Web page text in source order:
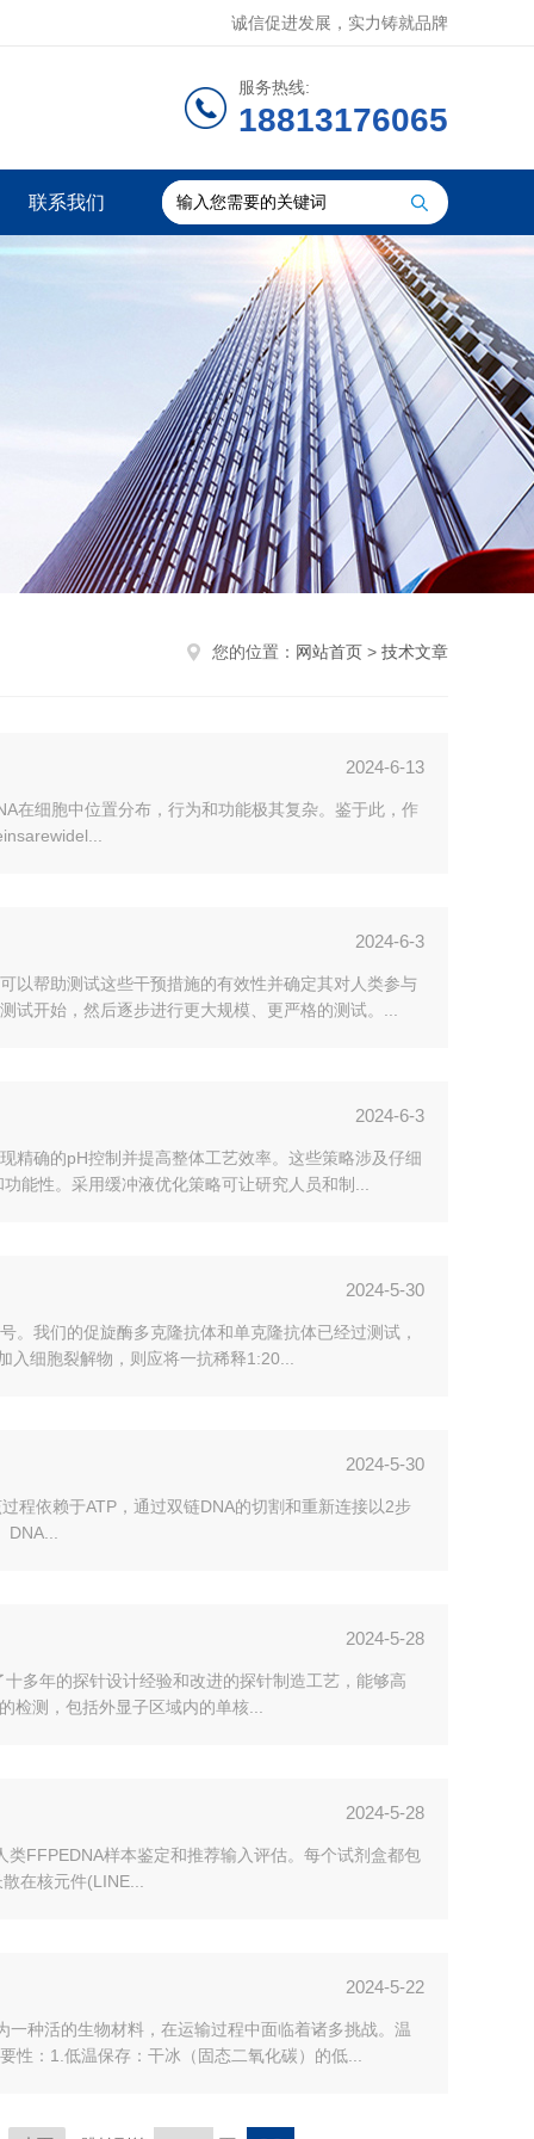
诚信促进发展，实力铸就品牌
服务热线:
18813176065
联系我们
您的位置： 网站首页 > 技术文章
2024-6-13
在细胞中位置分布，行为和功能极其复杂。鉴于此，作
2024-6-3
以帮助测试这些干预措施的有效性并确定其对人类参与
开始，然后逐步进行更大规模、更严格的测试。...
2024-6-3
精确的pH控制并提高整体工艺效率。这些策略涉及仔细
能性。采用缓冲液优化策略可让研究人员和制...
2024-5-30
我们的促旋酶多克隆抗体和单克隆抗体已经过测试，
细胞裂解物，则应将一抗稀释1:20...
2024-5-30
程依赖于ATP，通过双链DNA的切割和重新连接以2步
2024-5-28
多年的探针设计经验和改进的探针制造工艺，能够高
检测，包括外显子区域内的单核...
2024-5-28
FFPEDNA样本鉴定和推荐输入评估。每个试剂盒都包
在核元件(LINE...
2024-5-22
种活的生物材料，在运输过程中面临着诸多挑战。温
性：1.低温保存：干冰（固态二氧化碳）的低...